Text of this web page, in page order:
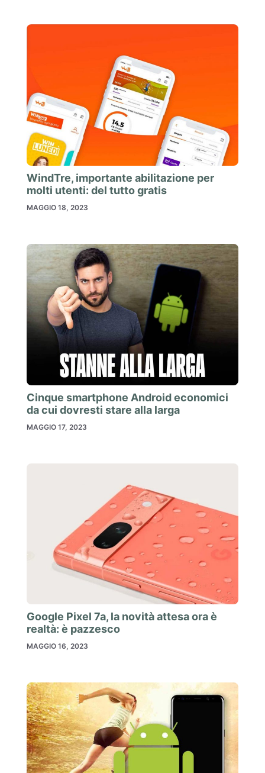
WindTre, importante abilitazione per
molti utenti: del tutto gratis
MAGGIO 18, 2023
Cinque smartphone Android economici
da cui dovresti stare alla larga
MAGGIO 17, 2023
Google Pixel 7a, la novità attesa ora è
realtà: è pazzesco
MAGGIO 16, 2023